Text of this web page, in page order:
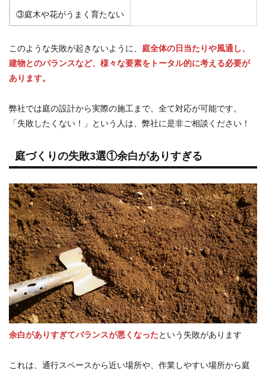
③庭木や花がうまく育たない
このような失敗が起きないように、 庭全体の日当たりや風通し、
建物とのバランスなど、様々な要素をトータル的に考える必要が
あります。
弊社では庭の設計から実際の施工まで、全て対応が可能です。
「失敗したくない！」という人は、弊社に是非ご相談ください！
庭づくりの失敗3選①余白がありすぎる
余白がありすぎてバランスが悪くなったという失敗があります
これは、通行スペースから近い場所や、作業しやすい場所から庭